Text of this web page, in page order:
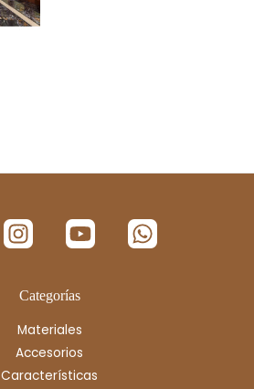
Categorías
Materiales
Accesorios
Características